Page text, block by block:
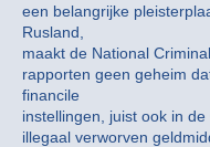
een belangrijke
Rusland,
maakt de National
rapporten geen geheim
financile
instellingen, juist ook in
illegaal verworven